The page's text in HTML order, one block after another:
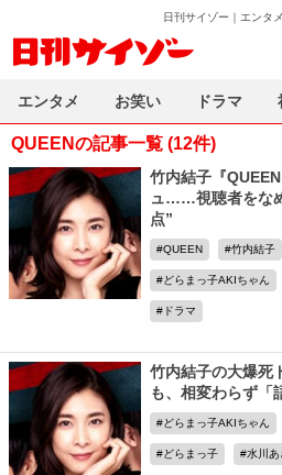
日刊サイゾー｜エンタ
QUEENの記事一覧 (12件)
竹内結子『
ュ……視聴者をな
点”
QUEEN 竹内結子
どらまっ子AKIちゃん
ドラマ
竹内結子の大爆死
も、相変わらず「
どらまっ子AKIちゃん
どらまっ子 水川あ
エンタメ お笑い ドラマ